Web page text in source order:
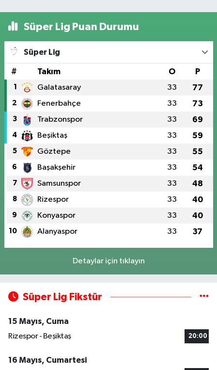
Süper Lig Puan Durumu
Süper Lig
# Takım O P
1 Galatasaray 33 77
2 Fenerbahçe 33 73
3 Trabzonspor 33 69
4 Beşiktaş 33 59
5 Göztepe 33 55
6 Başakşehir 33 54
7 Samsunspor 33 48
8 Rizespor 33 40
9 Konyaspor 33 40
10 Alanyaspor 33 37
Detaylar için tıklayın
Süper Lig Fikstür
15 Mayıs, Cuma
Rizespor - Beşiktaş
20:00
16 Mayıs, Cumartesi